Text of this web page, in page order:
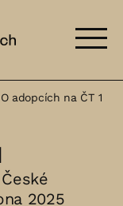
O adopcích na ČT 1
2025